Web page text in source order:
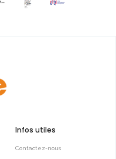
Infos utiles
Contactez-nous